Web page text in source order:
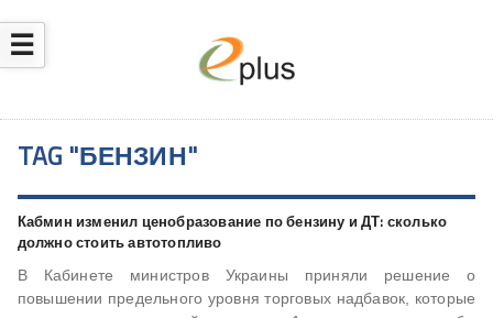
☰
TAG "БЕНЗИН"
Кабмин изменил ценобразование по бензину и ДТ: сколько
должно стоить автотопливо
В Кабинете министров Украины приняли решение о
повышении предельного уровня торговых надбавок, которые